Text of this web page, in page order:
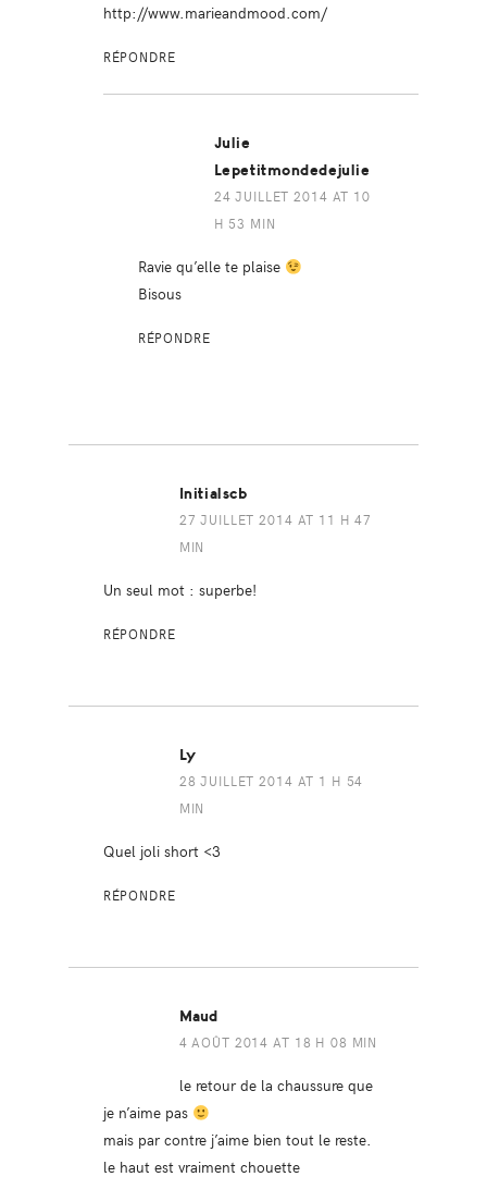
http://www.marieandmood.com/
RÉPONDRE
Julie
Lepetitmondedejulie
24 JUILLET 2014 AT 10
H 53 MIN
Ravie qu’elle te plaise
Bisous
RÉPONDRE
Initialscb
27 JUILLET 2014 AT 11 H 47
MIN
Un seul mot : superbe!
RÉPONDRE
Ly
28 JUILLET 2014 AT 1 H 54
MIN
Quel joli short <3
RÉPONDRE
Maud
4 AOÛT 2014 AT 18 H 08 MIN
le retour de la chaussure que
je n’aime pas
mais par contre j’aime bien tout le reste.
le haut est vraiment chouette